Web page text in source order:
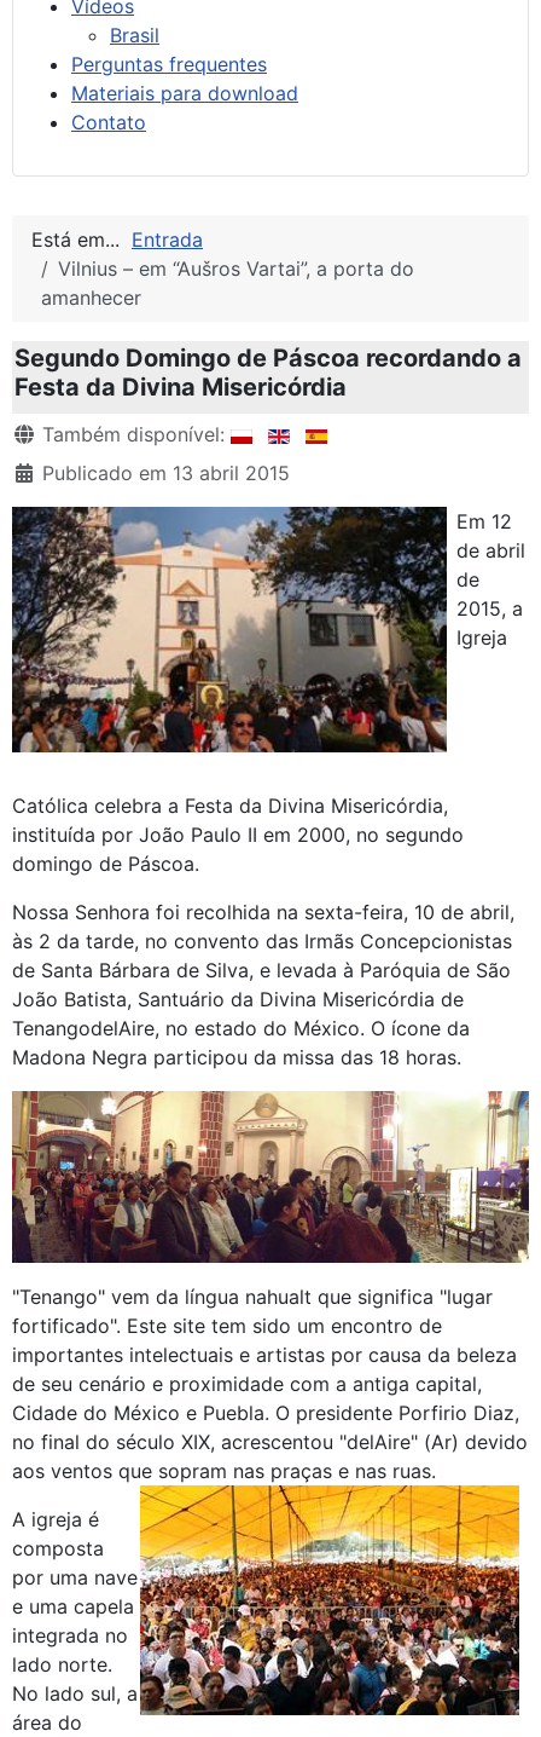
Vídeos
Brasil
Perguntas frequentes
Materiais para download
Contato
Está em... Entrada
Vilnius – em “Aušros Vartai”, a porta do
amanhecer
Segundo Domingo de Páscoa recordando a
Festa da Divina Misericórdia
Detalhes
Também disponível:
Publicado em 13 abril 2015
Em 12
de abril
de
2015, a
Igreja
Católica celebra a Festa da Divina Misericórdia,
instituída por João Paulo II em 2000, no segundo
domingo de Páscoa.
Nossa Senhora foi recolhida na sexta-feira, 10 de abril,
às 2 da tarde, no convento das Irmãs Concepcionistas
de Santa Bárbara de Silva, e levada à Paróquia de São
João Batista, Santuário da Divina Misericórdia de
TenangodelAire, no estado do México. O ícone da
Madona Negra participou da missa das 18 horas.
"Tenango" vem da língua nahualt que significa "lugar
fortificado". Este site tem sido um encontro de
importantes intelectuais e artistas por causa da beleza
de seu cenário e proximidade com a antiga capital,
Cidade do México e Puebla. O presidente Porfirio Diaz,
no final do século XIX, acrescentou "delAire" (Ar) devido
aos ventos que sopram nas praças e nas ruas.
A igreja é
composta
por uma nave
e uma capela
integrada no
lado norte.
No lado sul, a
área do